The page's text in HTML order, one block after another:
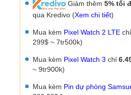
Giảm thêm 5% tối
qua Kredivo (Xem chi tiết)
Mua kèm Pixel Watch 2 LTE chỉ
299$ ~ 7tr500k)
Mua kèm Pixel Watch 3 chỉ
~ 9tr900k)
Mua kèm Pin dự phòng